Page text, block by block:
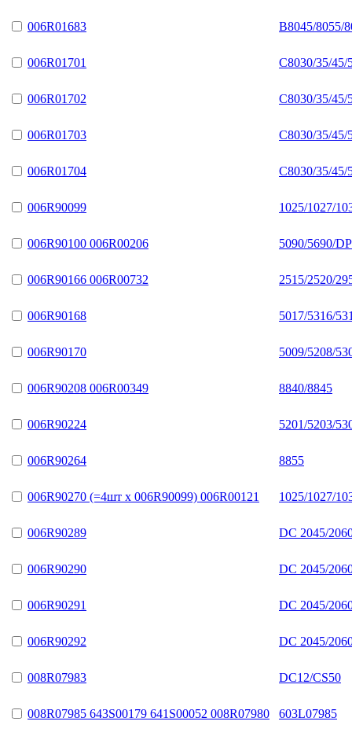
006R01683 B8045/8055/
006R01701 C8030/35/45/
006R01702 C8030/35/45/
006R01703 C8030/35/45/
006R01704 C8030/35/45/
006R90099 1025/1027/
006R90100 006R00206 5090/5690/
006R90166 006R00732 2515/2520/
006R90168 5017/5316/
006R90170 5009/5208/
006R90208 006R00349 8840/8845
006R90224 5201/5203/
006R90264 8855
006R90270 (=4шт х 006R90099) 006R00121 1025/1027/
006R90289 DC 2045/
006R90290 DC 2045/
006R90291 DC 2045/
006R90292 DC 2045/
008R07983 DC12/CS50
008R07985 643S00179 641S00052 008R07980 603L07985